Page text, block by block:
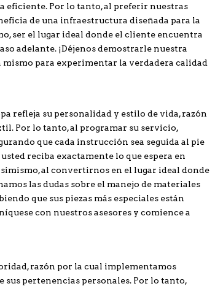
eficiente. Por lo tanto, al preferir nuestras
de una infraestructura diseñada para la
ser el lugar ideal donde el cliente encuentra
adelante. ¡Déjenos demostrarle nuestra
para experimentar la verdadera calidad
refleja su personalidad y estilo de vida, razón
Por lo tanto, al programar su servicio,
que cada instrucción sea seguida al pie
reciba exactamente lo que espera en
al convertirnos en el lugar ideal donde
las dudas sobre el manejo de materiales
que sus piezas más especiales están
con nuestros asesores y comience a
razón por la cual implementamos
pertenencias personales. Por lo tanto,